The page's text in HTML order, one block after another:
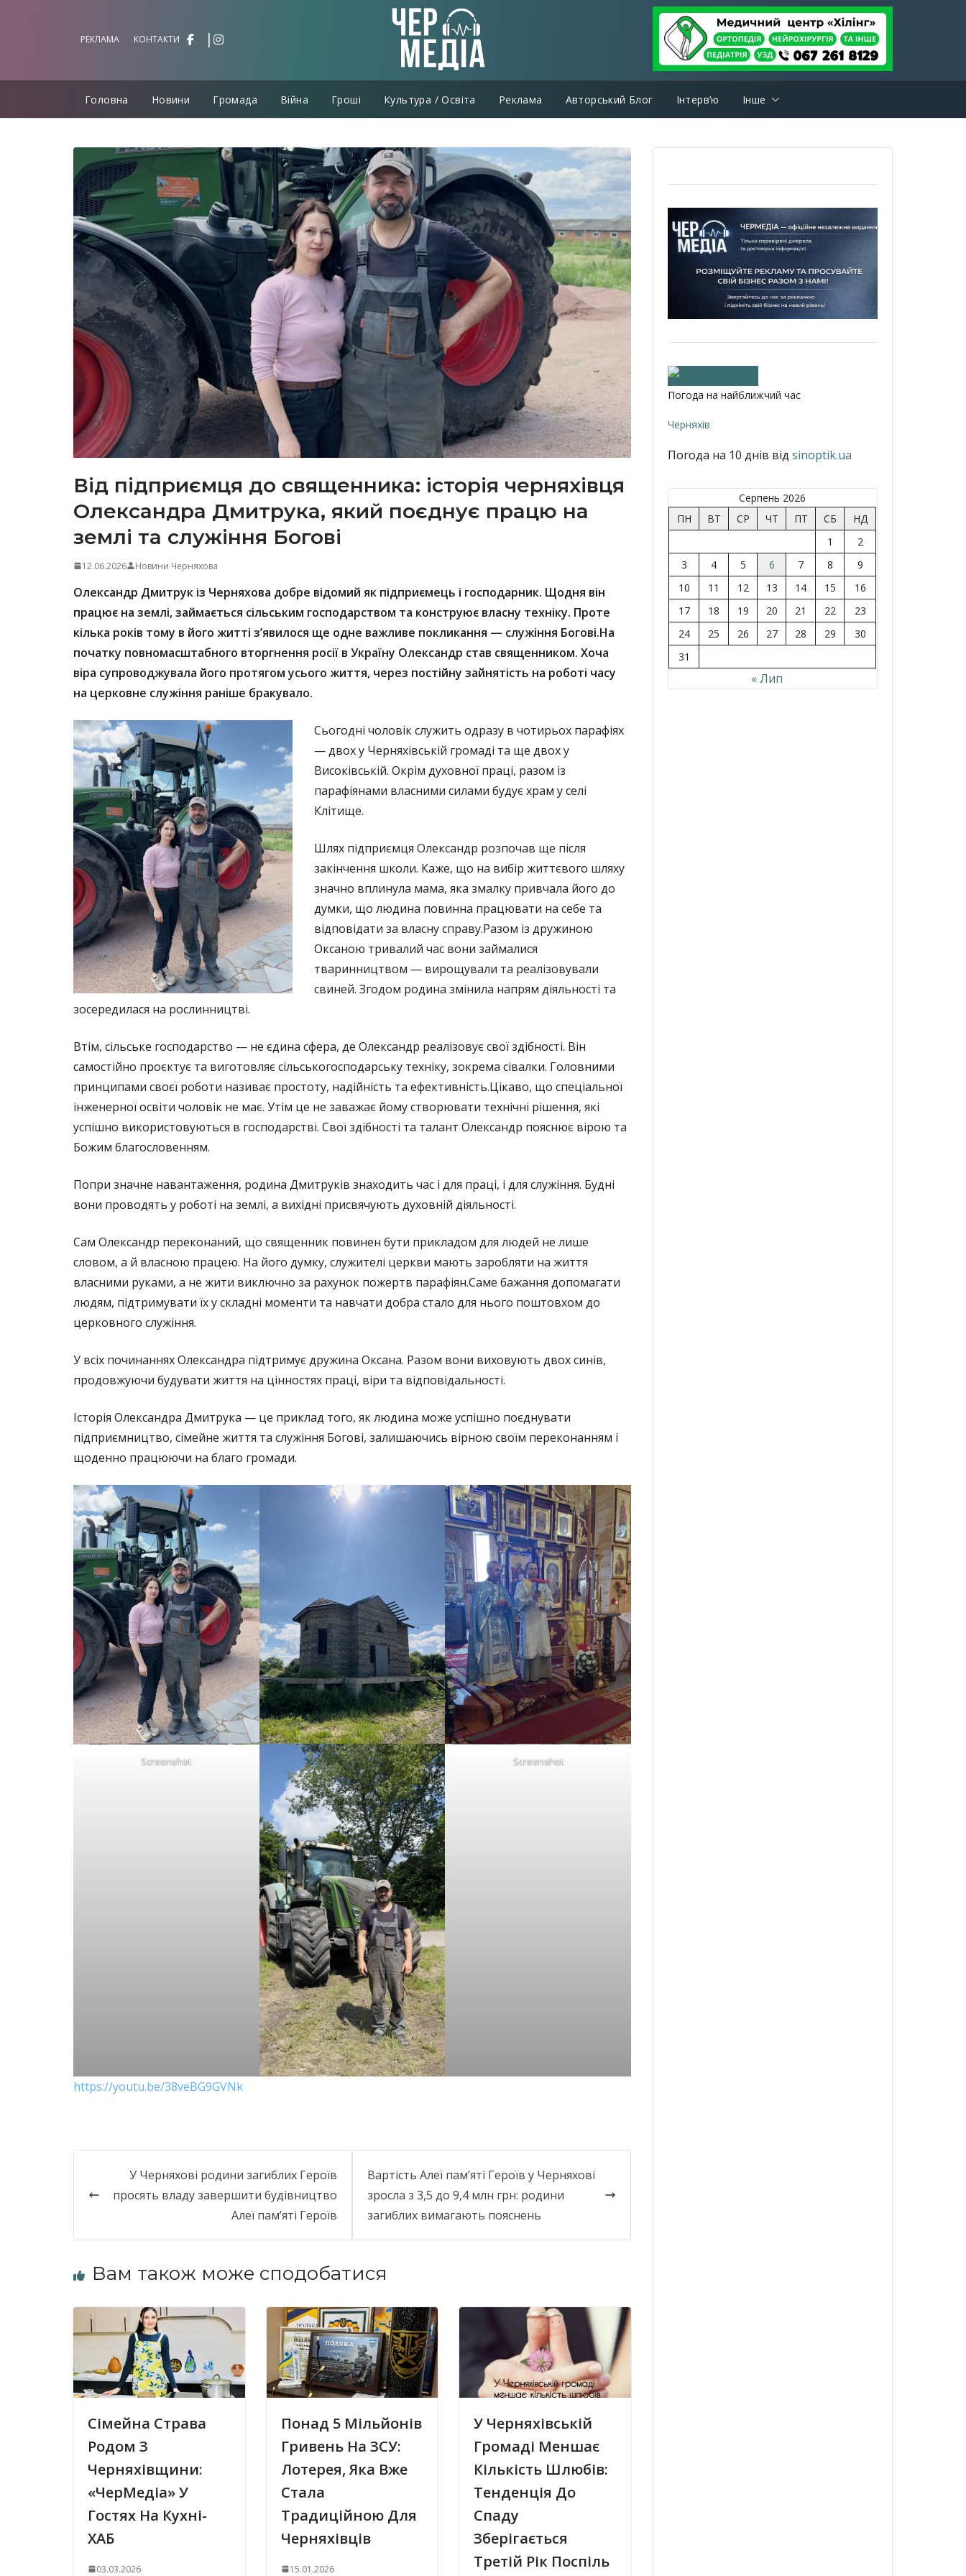
РЕКЛАМА КОНТАКТИ
Головна Новини Громада Війна Гроші Культура / Освіта Реклама Авторський Блог Інтерв’ю Інше
Від підприємця до священника: історія черняхівця
Олександра Дмитрука, який поєднує працю на
землі та служіння Богові
12.06.2026 Новини Черняхова
Олександр Дмитрук із Черняхова добре відомий як підприємець і господарник. Щодня він
працює на землі, займається сільським господарством та конструює власну техніку. Проте
кілька років тому в його житті з’явилося ще одне важливе покликання — служіння Богові.На
початку повномасштабного вторгнення росії в Україну Олександр став священником. Хоча
віра супроводжувала його протягом усього життя, через постійну зайнятість на роботі часу
на церковне служіння раніше бракувало.
Сьогодні чоловік служить одразу в чотирьох парафіях
— двох у Черняхівській громаді та ще двох у
Високівській. Окрім духовної праці, разом із
парафіянами власними силами будує храм у селі
Клітище.
Шлях підприємця Олександр розпочав ще після
закінчення школи. Каже, що на вибір життєвого шляху
значно вплинула мама, яка змалку привчала його до
думки, що людина повинна працювати на себе та
відповідати за власну справу.Разом із дружиною
Оксаною тривалий час вони займалися
тваринництвом — вирощували та реалізовували
свиней. Згодом родина змінила напрям діяльності та
зосередилася на рослинництві.
Втім, сільське господарство — не єдина сфера, де Олександр реалізовує свої здібності. Він
самостійно проєктує та виготовляє сільськогосподарську техніку, зокрема сівалки. Головними
принципами своєї роботи називає простоту, надійність та ефективність.Цікаво, що спеціальної
інженерної освіти чоловік не має. Утім це не заважає йому створювати технічні рішення, які
успішно використовуються в господарстві. Свої здібності та талант Олександр пояснює вірою та
Божим благословенням.
Попри значне навантаження, родина Дмитруків знаходить час і для праці, і для служіння. Будні
вони проводять у роботі на землі, а вихідні присвячують духовній діяльності.
Сам Олександр переконаний, що священник повинен бути прикладом для людей не лише
словом, а й власною працею. На його думку, служителі церкви мають заробляти на життя
власними руками, а не жити виключно за рахунок пожертв парафіян.Саме бажання допомагати
людям, підтримувати їх у складні моменти та навчати добра стало для нього поштовхом до
церковного служіння.
У всіх починаннях Олександра підтримує дружина Оксана. Разом вони виховують двох синів,
продовжуючи будувати життя на цінностях праці, віри та відповідальності.
Історія Олександра Дмитрука — це приклад того, як людина може успішно поєднувати
підприємництво, сімейне життя та служіння Богові, залишаючись вірною своїм переконанням і
щоденно працюючи на благо громади.
Screenshot Screenshot
https://youtu.be/38veBG9GVNk
У Черняхові родини загиблих Героїв
просять владу завершити будівництво
Алеї пам’яті Героїв
Вартість Алеї пам’яті Героїв у Черняхові
зросла з 3,5 до 9,4 млн грн: родини
загиблих вимагають пояснень
Вам також може сподобатися
Сімейна Страва
Родом З
Черняхівщини:
«ЧерМедіа» У
Гостях На Кухні-
ХАБ
03.03.2026
Понад 5 Мільйонів
Гривень На ЗСУ:
Лотерея, Яка Вже
Стала
Традиційною Для
Черняхівців
15.01.2026
У Черняхівській
Громаді Меншає
Кількість Шлюбів:
Тенденція До
Спаду
Зберігається
Третій Рік Поспіль
Погода на найближчий час
Черняхів
Погода на 10 днів відsinoptik.ua
Серпень 2026
ПН
ВТ СР ЧТ ПТ СБ
НД
1
2
3
4 5 6 7 8
9
10
11 12 13 14 15
16
17
18 19 20 21 22
23
24
25 26 27 28 29
30
31
« Лип